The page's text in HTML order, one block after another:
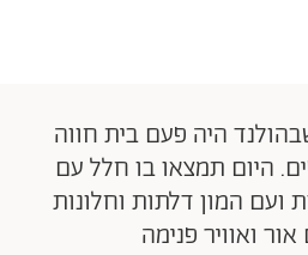
היה פעם בית חווה
היום תמצאו בו חלל עם
ועם המון דלתות וחלונות
ואוויר פנימה